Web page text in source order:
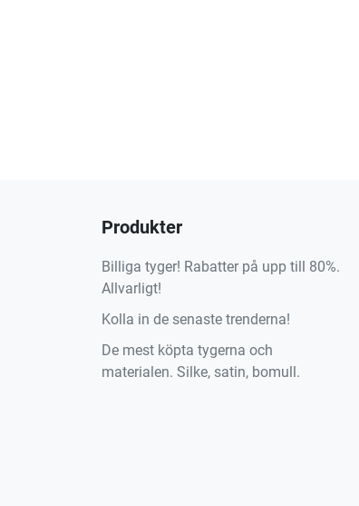
Produkter
Billiga tyger! Rabatter på upp till 80%.
Allvarligt!
Kolla in de senaste trenderna!
De mest köpta tygerna och
materialen. Silke, satin, bomull.